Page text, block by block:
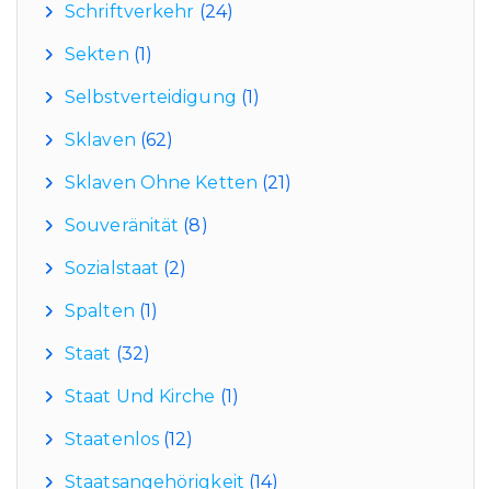
Schriftverkehr (24)
Sekten (1)
Selbstverteidigung (1)
Sklaven (62)
Sklaven Ohne Ketten (21)
Souveränität (8)
Sozialstaat (2)
Spalten (1)
Staat (32)
Staat Und Kirche (1)
Staatenlos (12)
Staatsangehörigkeit (14)